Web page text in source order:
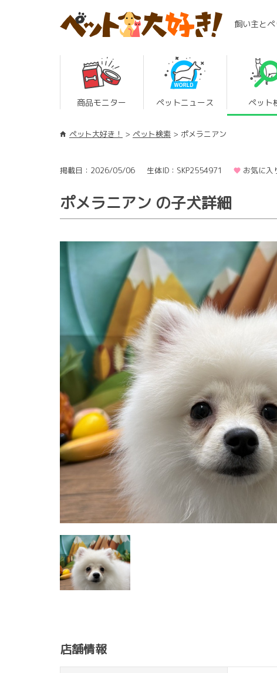
飼い主と
商品モニター ペットニュース ペット
ペット大好き！ ペット検索 ポメラニアン
掲載日：2026/05/06 生体ID：SKP2554971 お気に
ポメラニアン の子犬詳細
店舗情報